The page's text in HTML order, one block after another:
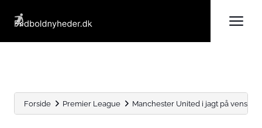
Forside Premier League Manchester United i jagt på